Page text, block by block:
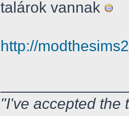
talárok vannak
http://
"I've accepted the